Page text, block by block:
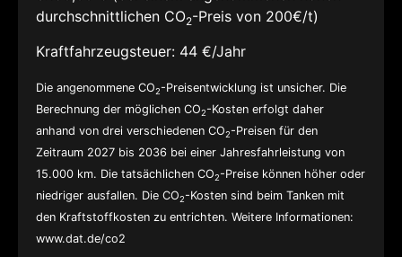
durchschnittlichen CO2-Preis von 200€/t)
Kraftfahrzeugsteuer: 44 €/Jahr
Die angenommene CO2-Preisentwicklung ist unsicher. Die
Berechnung der möglichen CO2-Kosten erfolgt daher
anhand von drei verschiedenen CO2-Preisen für den
Zeitraum 2027 bis 2036 bei einer Jahresfahrleistung von
15.000 km. Die tatsächlichen CO2-Preise können höher oder
niedriger ausfallen. Die CO2-Kosten sind beim Tanken mit
den Kraftstoffkosten zu entrichten. Weitere Informationen:
www.dat.de/co2